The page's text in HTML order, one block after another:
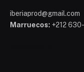
iberiaprod@gmail.com
Marruecos: +212